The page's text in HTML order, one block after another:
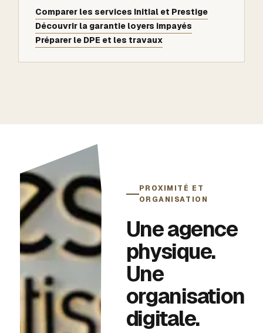
Comparer les services Initial et Prestige
Découvrir la garantie loyers impayés
Préparer le DPE et les travaux
PROXIMITÉ ET
ORGANISATION
Une agence
physique.
Une
organisation
digitale.